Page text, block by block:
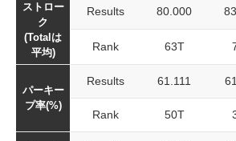
ストロー
ク
(Totalは
平均)
Results 80.000
Rank 63T
パーキー
プ率(%)
Results 61.111
Rank 50T